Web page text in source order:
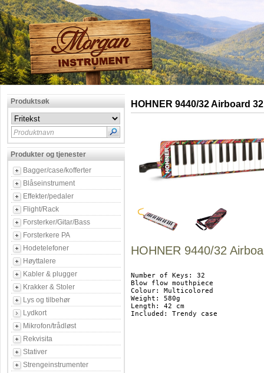
Produktsøk
Produktnavn
Produkter og tjenester
Bagger/case/kofferter
Blåseinstrument
Effekter/pedaler
Flight/Rack
Forsterker/Gitar/Bass
Forsterkere PA
Hodetelefoner
Høyttalere
Kabler & plugger
Krakker & Stoler
Lys og tilbehør
Lydkort
Mikrofon/trådløst
Rekvisita
Stativer
Strengeinstrumenter
HOHNER 9440/32 Airboard
HOHNER 9440/32
Number of Keys: 32
Blow flow mouthpiece
Colour: Multicolored
Weight: 580g
Length: 42 cm
Included: Trendy case